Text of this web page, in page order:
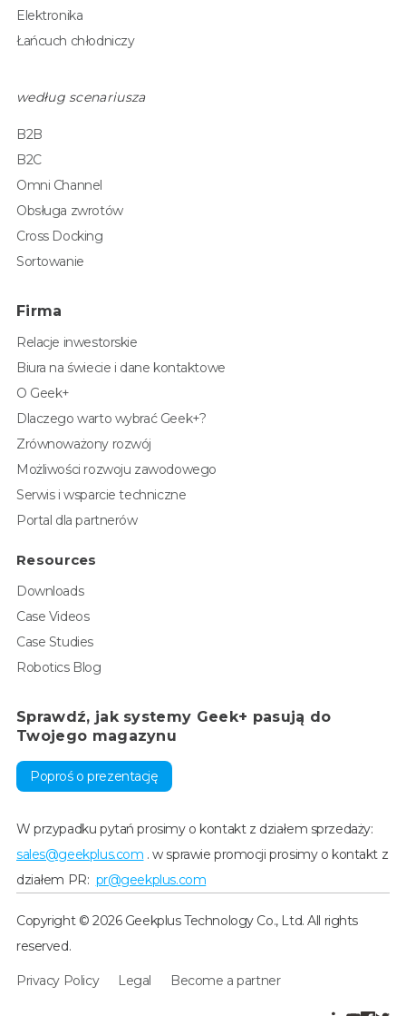
Elektronika
Łańcuch chłodniczy
według scenariusza
B2B
B2C
Omni Channel
Obsługa zwrotów
Cross Docking
Sortowanie
Firma
Relacje inwestorskie
Biura na świecie i dane kontaktowe
O Geek+
Dlaczego warto wybrać Geek+?
Zrównoważony rozwój
Możliwości rozwoju zawodowego
Serwis i wsparcie techniczne
Portal dla partnerów
Resources
Downloads
Case Videos
Case Studies
Robotics Blog
Sprawdź, jak systemy Geek+ pasują do
Twojego magazynu
Poproś o prezentację
W przypadku pytań prosimy o kontakt z działem sprzedaży:
sales@geekplus.com . w sprawie promocji prosimy o kontakt z
działem PR: pr@geekplus.com
Copyright © 2026 Geekplus Technology Co., Ltd. All rights
reserved.
Privacy Policy Legal Become a partner